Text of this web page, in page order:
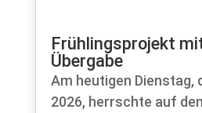
Frühlingsprojekt
Übergabe
Am heutigen Dienstag,
2026, herrschte auf